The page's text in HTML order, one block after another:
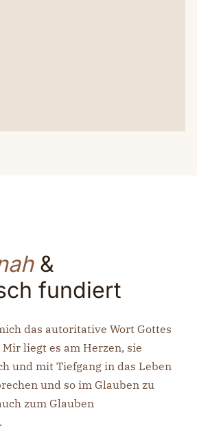
&
fundiert
das autoritative Wort Gottes
liegt es am Herzen, sie
und mit Tiefgang in das Leben
und so im Glauben zu
zum Glauben